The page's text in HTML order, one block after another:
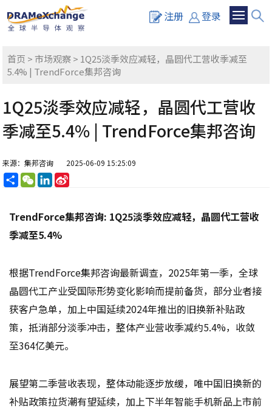
注册 登录
首页 >市场观察> 1Q25淡季效应减轻，晶圆代工营收季减至
5.4% | TrendForce集邦咨询
1Q25淡季效应减轻，晶圆代工营收
季减至5.4% | TrendForce集邦咨询
来源：集邦咨询 2025-06-09 15:25:09
分
享
WeChatLinkedIn
TrendForce集邦咨询: 1Q25淡季效应减轻，晶圆代工营收
季减至5.4%
根据TrendForce集邦咨询最新调查，2025年第一季，全球
晶圆代工产业受国际形势变化影响而提前备货，部分业者接
获客户急单，加上中国延续2024年推出的旧换新补贴政
策，抵消部分淡季冲击，整体产业营收季减约5.4%，收敛
至364亿美元。
展望第二季营收表现，整体动能逐步放缓，唯中国旧换新的
补贴政策拉货潮有望延续，加上下半年智能手机新品上市前